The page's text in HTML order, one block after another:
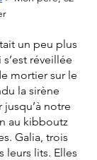
un peu plus
réveillée
mortier sur le
la sirène
jusqu’à notre
au kibboutz
Galia, trois
leurs lits. Elles